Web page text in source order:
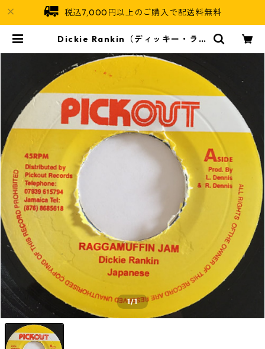
税込7,000円以上のご購入で配送料無料
Dickie Rankin（ディッキー・ラン
ズ） - Raggamuffin Jam【7'】 |
1/1